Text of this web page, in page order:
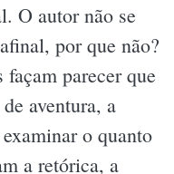
O autor não se
por que não?
parecer que
aventura, a
o quanto
a retórica, a